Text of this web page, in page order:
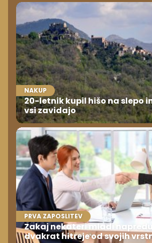
NAKUP
20-letnik kupil hišo na slepo
vsi zavidajo
PRVA ZAPOSLITEV
Zakaj nekateri mladi
dvakrat hitreje od svojih